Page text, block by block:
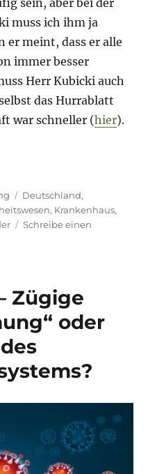
sein, aber bei der
muss ich ihm ja
er meint, dass er alle
immer besser
Herr Kubicki auch
das Hurrablatt
war schneller (hier).
2020 –
Schlagwörter
Deutschland,
, Krankenhaus,
Schreibe einen
Zügige
oder